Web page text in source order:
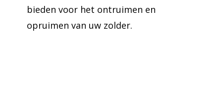
bieden voor het ontruimen en
opruimen van uw zolder.